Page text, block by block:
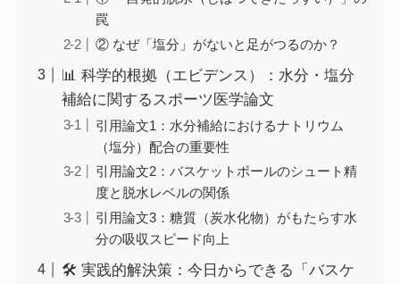
罠
② なぜ「塩分」がないと足がつるのか？
📊 科学的根拠（エビデンス）：水分・塩分
補給に関するスポーツ医学論文
引用論文1：水分補給におけるナトリウム
（塩分）配合の重要性
引用論文2：バスケットボールのシュート精
度と脱水レベルの関係
引用論文3：糖質（炭水化物）がもたらす水
分の吸収スピード向上
🛠 実践的解決策：今日からできる「バスケ